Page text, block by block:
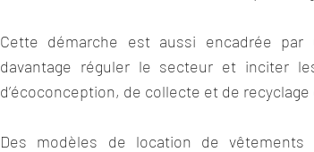
Cette démarche est aussi encadrée
davantage réguler le secteur et inciter
d’écoconception, de collecte et de
Des modèles de location de